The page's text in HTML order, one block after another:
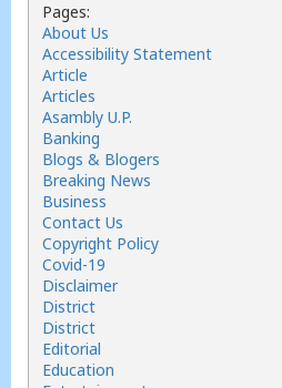
Pages:
About Us
Accessibility Statement
Article
Articles
Asambly U.P.
Banking
Blogs & Blogers
Breaking News
Business
Contact Us
Copyright Policy
Covid-19
Disclaimer
District
District
Editorial
Education